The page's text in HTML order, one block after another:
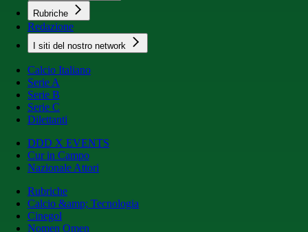
Rubriche
Redazione
I siti del nostro network
Calcio Italiano
Serie A
Serie B
Serie C
Dilettanti
DDD X EVENTS
Cur in Campo
Nazionale Attori
Rubriche
Calcio &amp; Tecnologia
Cinegol
Nomen Omen